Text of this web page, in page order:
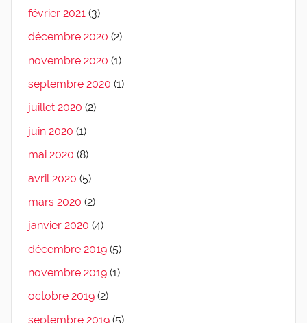
février 2021 (3)
décembre 2020 (2)
novembre 2020 (1)
septembre 2020 (1)
juillet 2020 (2)
juin 2020 (1)
mai 2020 (8)
avril 2020 (5)
mars 2020 (2)
janvier 2020 (4)
décembre 2019 (5)
novembre 2019 (1)
octobre 2019 (2)
septembre 2019 (5)